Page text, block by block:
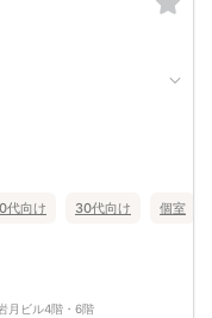
代向け 30代向け 個室
月ビル4階・6階